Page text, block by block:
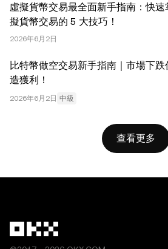
虛擬貨幣交易最全面新手指南：快速
擬貨幣交易的 5 大技巧！
2026年6月2日
比特幣做空交易新手指南｜市場下跌
造獲利！
2026年6月2日 中級
查看更多